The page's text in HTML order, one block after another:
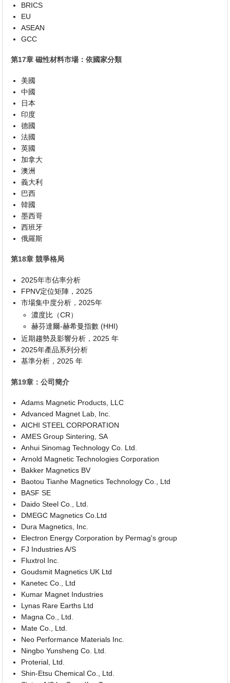
BRICS
EU
ASEAN
GCC
第17章 磁性材料市場：依國家分類
美國
中國
日本
印度
德國
法國
英國
加拿大
澳洲
義大利
巴西
韓國
墨西哥
西班牙
俄羅斯
第18章 競爭格局
2025年市佔率分析
FPNV定位矩陣，2025
市場集中度分析，2025年
濃度比（CR）
赫芬達爾-赫希曼指數 (HHI)
近期趨勢及影響分析，2025 年
2025年產品系列分析
基準分析，2025 年
第19章：公司簡介
Adams Magnetic Products, LLC
Advanced Magnet Lab, Inc.
AICHI STEEL CORPORATION
AMES Group Sintering, SA
Anhui Sinomag Technology Co. Ltd.
Arnold Magnetic Technologies Corporation
Bakker Magnetics BV
Baotou Tianhe Magnetics Technology Co., Ltd
BASF SE
Daido Steel Co., Ltd.
DMEGC Magnetics Co.Ltd
Dura Magnetics, Inc.
Electron Energy Corporation by Permag's group
FJ Industries A/S
Fluxtrol Inc.
Goudsmit Magnetics UK Ltd
Kanetec Co., Ltd
Kumar Magnet Industries
Lynas Rare Earths Ltd
Magna Co., Ltd.
Mate Co., Ltd.
Neo Performance Materials Inc.
Ningbo Yunsheng Co. Ltd.
Proterial, Ltd.
Shin-Etsu Chemical Co., Ltd.